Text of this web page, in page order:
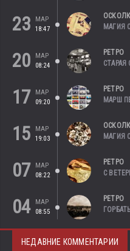
23
МАР
18:47
МАГИЯ
20
МАР
08:24
РЕТРО
СТАРАЯ
17
МАР
09:20
РЕТРО
МАРШ
15
МАР
19:03
МАГИЯ
07
МАР
08:22
РЕТРО
С
04
МАР
08:55
РЕТРО
НЕДАВНИЕ КОММЕНТАРИИ